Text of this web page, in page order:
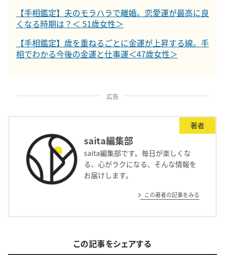
【手相鑑定】夫のモラハラで離婚。恋愛運が最高に良
くなる時期は？＜ 51歳女性＞
【手相鑑定】歳を重ねるごとに金運が上昇する線。手
相でわかる今後の金運と仕事運＜47歳女性＞
広告
著者
saita編集部
saita編集部です。毎日が楽しくな
る、心がラクになる、そんな情報を
お届けします。
この著者の記事をみる
この記事をシェアする